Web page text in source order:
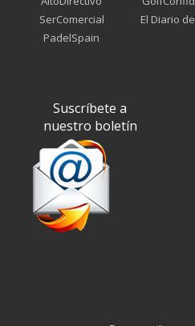
SerComercial
PadelSpain
El Diario
Suscríbete a
nuestro boletín